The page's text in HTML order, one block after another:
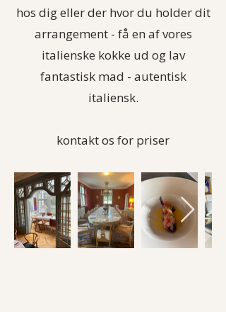
hos dig eller der hvor du holder dit
arrangement - få en af vores
italienske kokke ud og lav
fantastisk mad - autentisk
italiensk.
kontakt os for priser